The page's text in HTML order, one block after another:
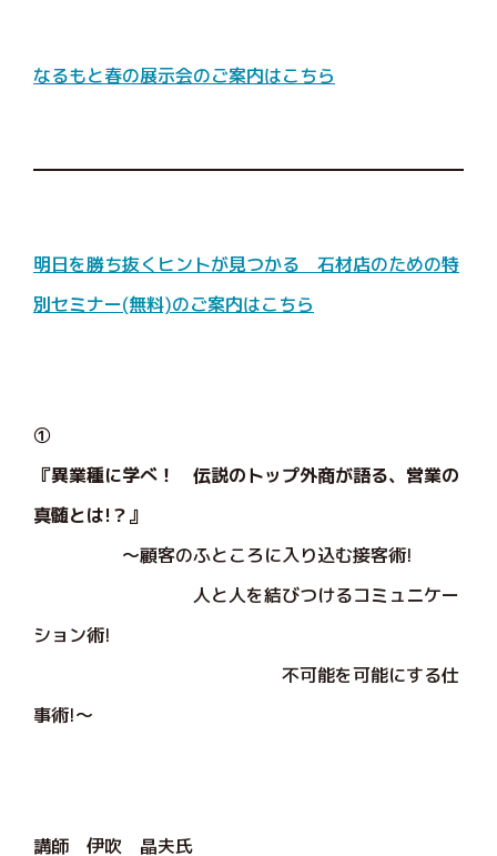
なるもと春の展示会のご案内はこちら
明日を勝ち抜くヒントが見つかる 石材店のための特
別セミナー(無料)のご案内はこちら
①
『異業種に学べ！ 伝説のトップ外商が語る、営業の
真髄とは!？』
～顧客のふところに入り込む接客術!
人と人を結びつけるコミュニケー
ション術!
不可能を可能にする仕
事術!～
講師 伊吹 晶夫氏